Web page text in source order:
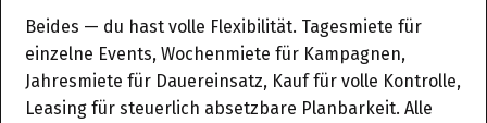
Beides — du hast volle Flexibilität. Tagesmiete für
einzelne Events, Wochenmiete für Kampagnen,
Jahresmiete für Dauereinsatz, Kauf für volle Kontrolle,
Leasing für steuerlich absetzbare Planbarkeit. Alle